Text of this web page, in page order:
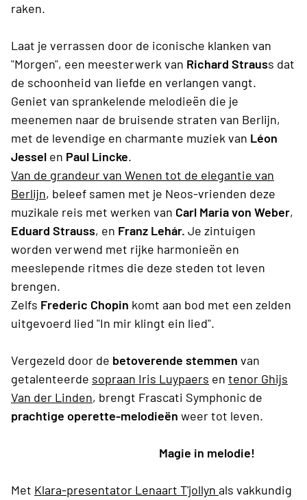
raken.
Laat je verrassen door de iconische klanken van
"Morgen", een meesterwerk van Richard Strauss dat
de schoonheid van liefde en verlangen vangt.
Geniet van sprankelende melodieën die je
meenemen naar de bruisende straten van Berlijn,
met de levendige en charmante muziek van Léon
Jessel en Paul Lincke.
Van de grandeur van Wenen tot de elegantie van
Berlijn, beleef samen met je Neos-vrienden deze
muzikale reis met werken van Carl Maria von Weber,
Eduard Strauss, en Franz Lehár. Je zintuigen
worden verwend met rijke harmonieën en
meeslepende ritmes die deze steden tot leven
brengen.
Zelfs Frederic Chopin komt aan bod met een zelden
uitgevoerd lied "In mir klingt ein lied".
Vergezeld door de betoverende stemmen van
getalenteerde sopraan Iris Luypaers en tenor Ghijs
Van der Linden, brengt Frascati Symphonic de
prachtige operette-melodieën weer tot leven.
Magie in melodie!
Met Klara-presentator Lenaart T'jollyn als vakkundig